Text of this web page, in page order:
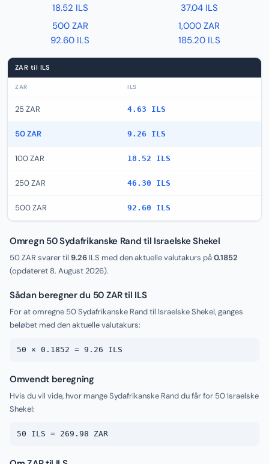
18.52 ILS
37.04 ILS
500 ZAR
92.60 ILS
1,000 ZAR
185.20 ILS
ZAR til ILS
ZAR ILS
25 ZAR 4.63 ILS
50 ZAR 9.26 ILS
100 ZAR 18.52 ILS
250 ZAR 46.30 ILS
500 ZAR 92.60 ILS
Omregn 50 Sydafrikanske Rand til Israelske Shekel
50 ZAR svarer til 9.26 ILS med den aktuelle valutakurs på0.1852
(opdateret 8. August 2026).
Sådan beregner du 50 ZAR til ILS
For at omregne 50 Sydafrikanske Rand til Israelske Shekel, ganges
beløbet med den aktuelle valutakurs:
50 × 0.1852 = 9.26 ILS
Omvendt beregning
Hvis du vil vide, hvor mange Sydafrikanske Rand du får for 50 Israelske
Shekel:
50 ILS = 269.98 ZAR